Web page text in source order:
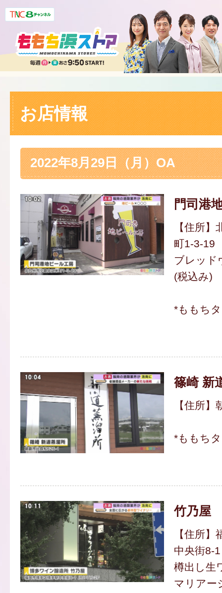
お店情報
2022年8月29日（月）OA
門司港
【住所
町1-3-19
ブレッド
(税込み)
*ももち
篠崎 新
【住所
*ももち
竹乃屋
【住所
中央街8-1
樽出し生
マリアー